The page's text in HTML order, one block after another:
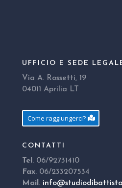
UFFICIO E SEDE
Via A. Rossetti, 19
04011 Aprilia LT
Come raggiungerci?
CONTATTI
Tel . 06/92731410
Fax. 06/233207534
Mail .